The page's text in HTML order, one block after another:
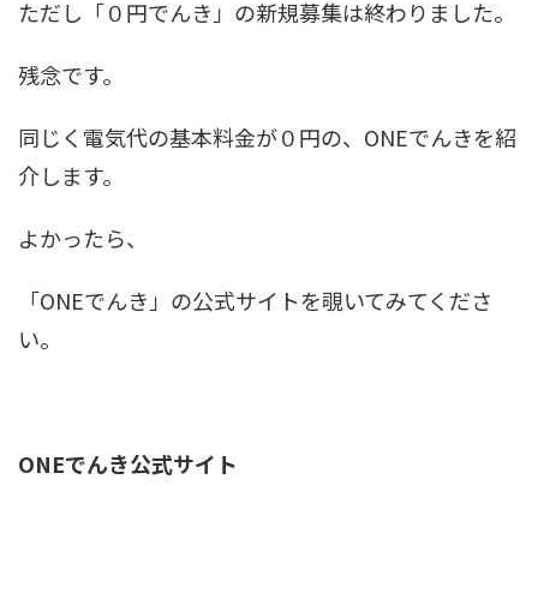
ただし「０円でんき」の新規募集は終わりました。
残念です。
同じく電気代の基本料金が０円の、ONEでんきを紹
介します。
よかったら、
「ONEでんき」の公式サイトを覗いてみてくださ
い。
ONEでんき公式サイト